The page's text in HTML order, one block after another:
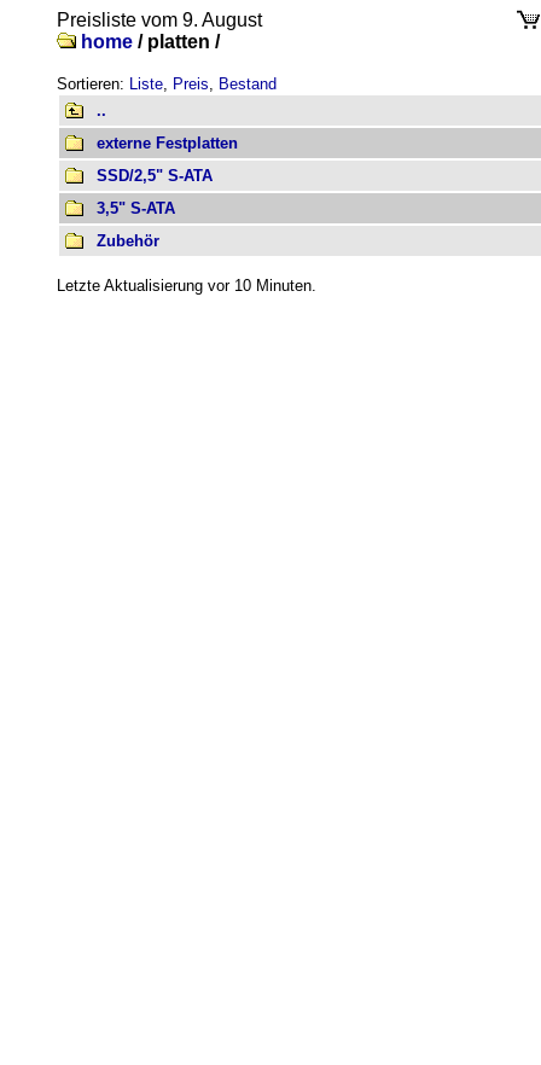
Preisliste vom 9. August
home / platten /
Sortieren: Liste, Preis, Bestand
..
externe Festplatten
SSD/2,5" S-ATA
3,5" S-ATA
Zubehör
Letzte Aktualisierung vor 10 Minuten.